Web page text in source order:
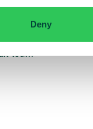
Deny
team